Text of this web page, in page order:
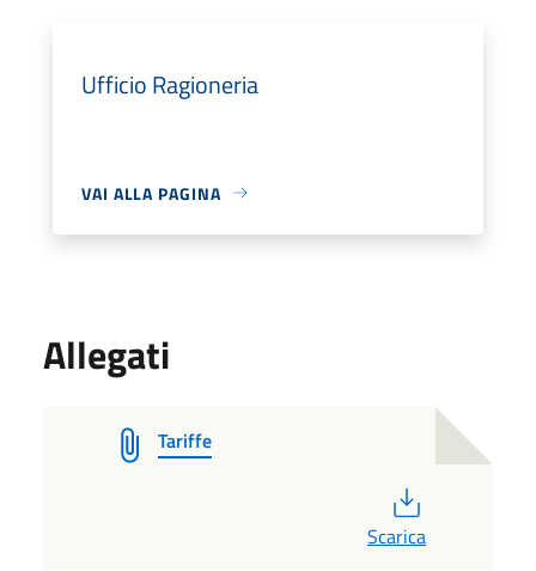
Ufficio Ragioneria
VAI ALLA PAGINA
Allegati
Tariffe
Scarica